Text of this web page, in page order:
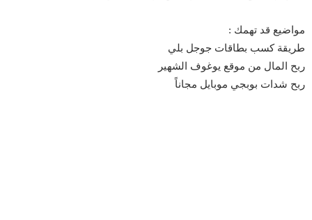
مواضيع قد تهمك :
طريقة كسب بطاقات جوجل بلي
ربح المال من موقع يوغوف الشهير
ربح شدات بوبجي موبايل مجاناً